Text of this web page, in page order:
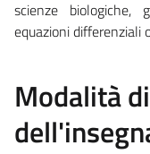
scienze biologiche,
equazioni differenziali
Modalità